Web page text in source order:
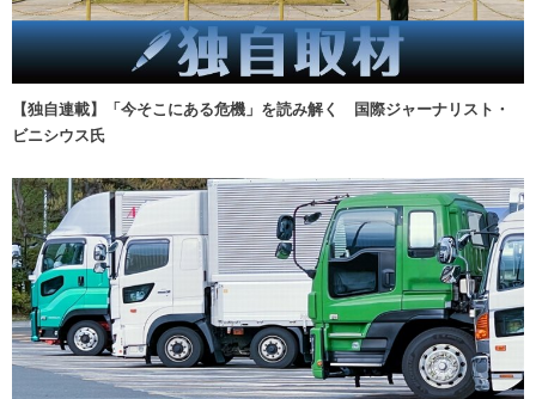
【独自連載】「今そこにある危機」を読み解く 国際ジャーナリスト・
ビニシウス氏